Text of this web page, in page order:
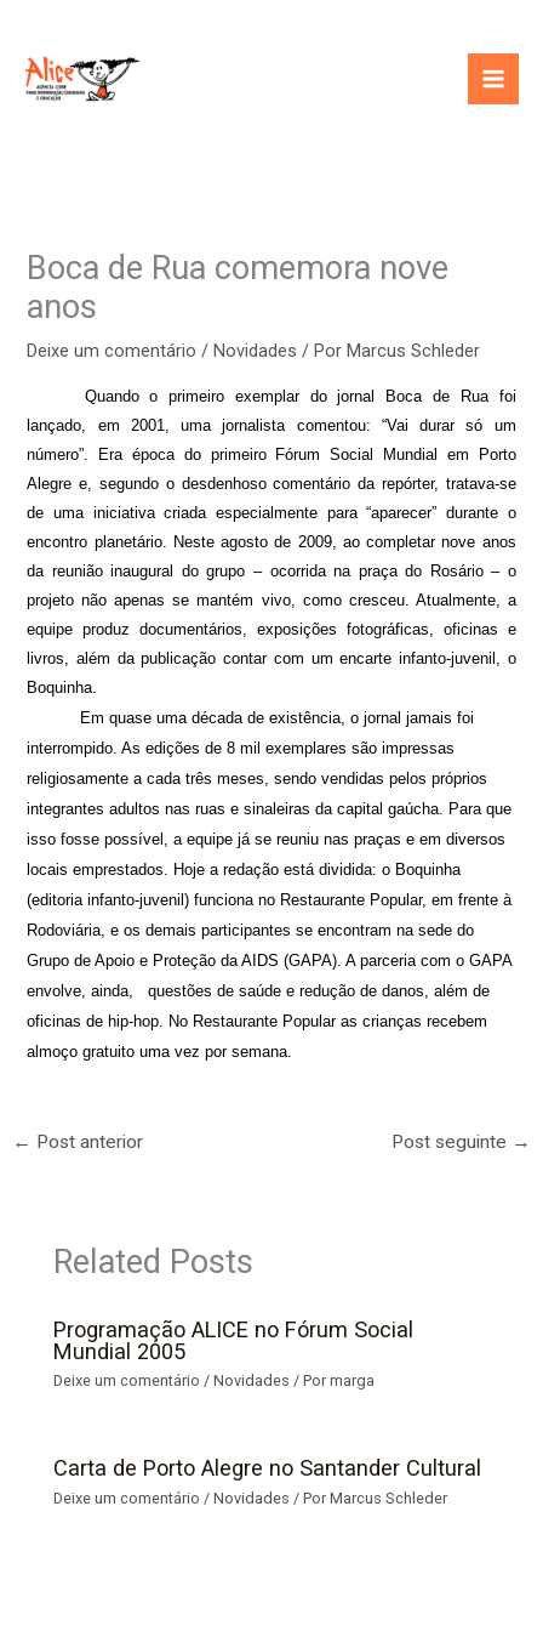
conteúdo
Boca de Rua comemora nove
anos
Deixe um comentário /Novidades / PorMarcus Schleder
Quando o primeiro exemplar do jornal Boca de Rua foi
lançado, em 2001, uma jornalista comentou: “Vai durar só um
número”. Era época do primeiro Fórum Social Mundial em Porto
Alegre e, segundo o desdenhoso comentário da repórter, tratava-se
de uma iniciativa criada especialmente para “aparecer” durante o
encontro planetário. Neste agosto de 2009, ao completar nove anos
da reunião inaugural do grupo – ocorrida na praça do Rosário – o
projeto não apenas se mantém vivo, como cresceu. Atualmente, a
equipe produz documentários, exposições fotográficas, oficinas e
livros, além da publicação contar com um encarte infanto-juvenil, o
Boquinha.
Em quase uma década de existência, o jornal jamais foi
interrompido. As edições de 8 mil exemplares são impressas
religiosamente a cada três meses, sendo vendidas pelos próprios
integrantes adultos nas ruas e sinaleiras da capital gaúcha. Para que
isso fosse possível, a equipe já se reuniu nas praças e em diversos
locais emprestados. Hoje a redação está dividida: o Boquinha
(editoria infanto-juvenil) funciona no Restaurante Popular, em frente à
Rodoviária, e os demais participantes se encontram na sede do
Grupo de Apoio e Proteção da AIDS (GAPA). A parceria com o GAPA
envolve, ainda,
questões de saúde e redução de danos, além de
oficinas de hip-hop. No Restaurante Popular as crianças recebem
almoço gratuito uma vez por semana.
← Post anterior Post seguinte →
Related Posts
Programação ALICE no Fórum Social
Mundial 2005
Deixe um comentário /Novidades / Pormarga
Carta de Porto Alegre no Santander Cultural
Deixe um comentário /Novidades / PorMarcus Schleder